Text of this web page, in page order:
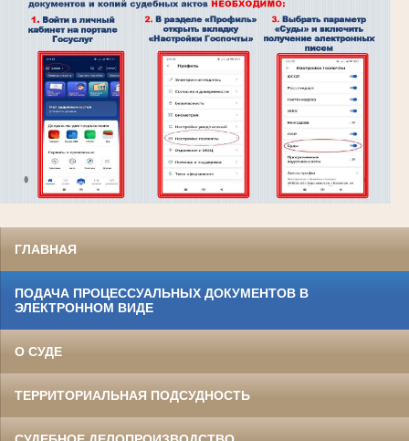
ГЛАВНАЯ
ПОДАЧА ПРОЦЕССУАЛЬНЫХ ДОКУМЕНТОВ В
ЭЛЕКТРОННОМ ВИДЕ
О СУДЕ
ТЕРРИТОРИАЛЬНАЯ ПОДСУДНОСТЬ